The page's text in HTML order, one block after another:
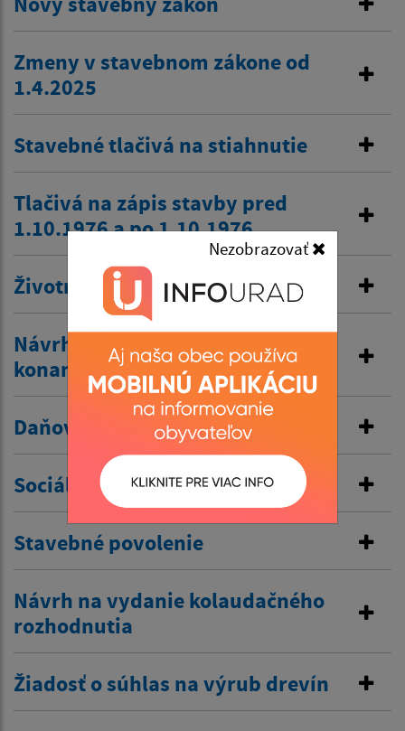
Nezobrazovať
Zmeny v stavebnom zákone od
1.4.2025
Stavebné tlačivá na stiahnutie
Tlačivá na zápis stavby pred
1.10.1976 a po 1.10.1976
Životné prostredie
Návrh na začatie katastrálneho
konania
Daňové tlačivá
Sociálna oblasť
Stavebné povolenie
Návrh na vydanie kolaudačného
rozhodnutia
Žiadosť o súhlas na výrub drevín